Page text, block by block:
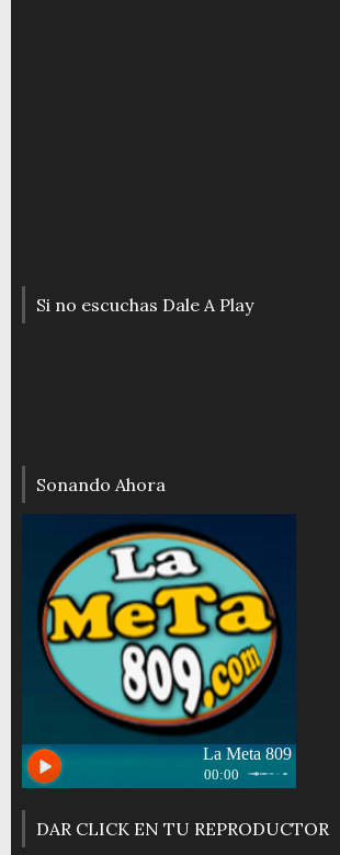
Si no escuchas Dale A Play
Sonando Ahora
DAR CLICK EN TU REPRODUCTOR